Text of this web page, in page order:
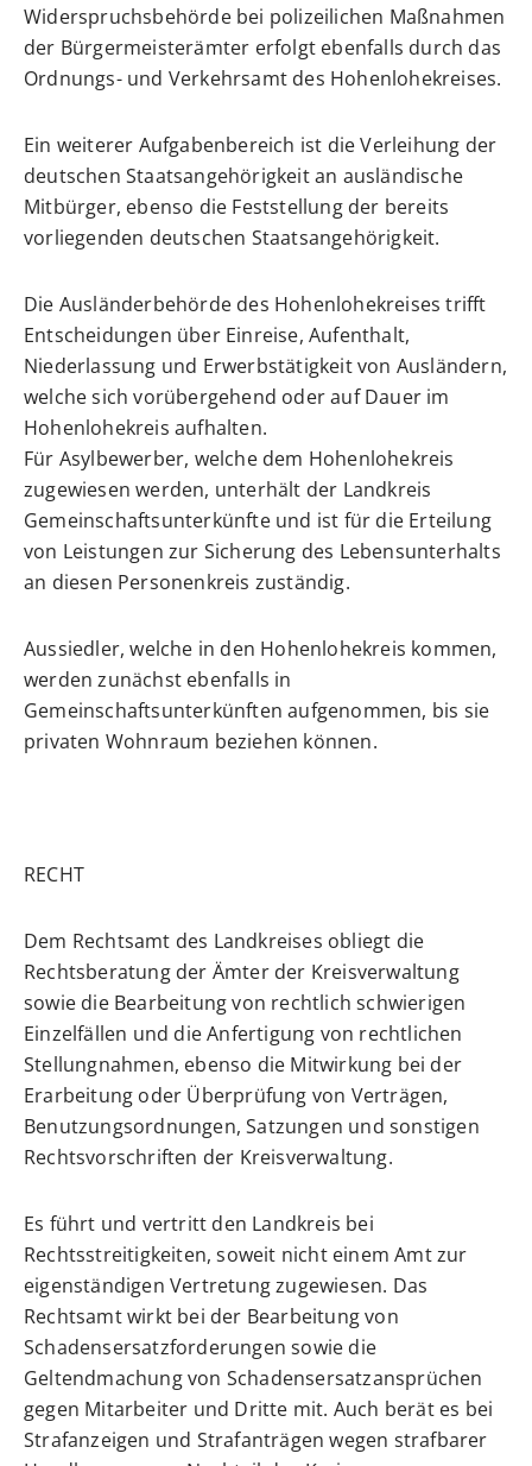
Widerspruchsbehörde bei polizeilichen Maßnahmen
der Bürgermeisterämter erfolgt ebenfalls durch das
Ordnungs- und Verkehrsamt des Hohenlohekreises.
Ein weiterer Aufgabenbereich ist die Verleihung der
deutschen Staatsangehörigkeit an ausländische
Mitbürger, ebenso die Feststellung der bereits
vorliegenden deutschen Staatsangehörigkeit.
Die Ausländerbehörde des Hohenlohekreises trifft
Entscheidungen über Einreise, Aufenthalt,
Niederlassung und Erwerbstätigkeit von Ausländern,
welche sich vorübergehend oder auf Dauer im
Hohenlohekreis aufhalten.
Für Asylbewerber, welche dem Hohenlohekreis
zugewiesen werden, unterhält der Landkreis
Gemeinschaftsunterkünfte und ist für die Erteilung
von Leistungen zur Sicherung des Lebensunterhalts
an diesen Personenkreis zuständig.
Aussiedler, welche in den Hohenlohekreis kommen,
werden zunächst ebenfalls in
Gemeinschaftsunterkünften aufgenommen, bis sie
privaten Wohnraum beziehen können.
RECHT
Dem Rechtsamt des Landkreises obliegt die
Rechtsberatung der Ämter der Kreisverwaltung
sowie die Bearbeitung von rechtlich schwierigen
Einzelfällen und die Anfertigung von rechtlichen
Stellungnahmen, ebenso die Mitwirkung bei der
Erarbeitung oder Überprüfung von Verträgen,
Benutzungsordnungen, Satzungen und sonstigen
Rechtsvorschriften der Kreisverwaltung.
Es führt und vertritt den Landkreis bei
Rechtsstreitigkeiten, soweit nicht einem Amt zur
eigenständigen Vertretung zugewiesen. Das
Rechtsamt wirkt bei der Bearbeitung von
Schadensersatzforderungen sowie die
Geltendmachung von Schadensersatzansprüchen
gegen Mitarbeiter und Dritte mit. Auch berät es bei
Strafanzeigen und Strafanträgen wegen strafbarer